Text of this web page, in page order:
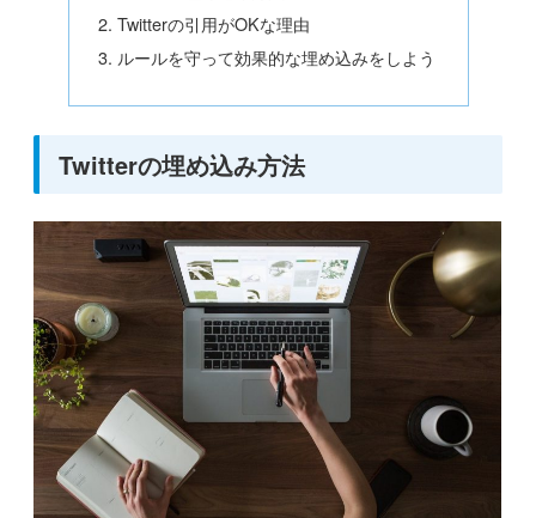
Twitterの引用がOKな理由
ルールを守って効果的な埋め込みをしよう
Twitterの埋め込み方法